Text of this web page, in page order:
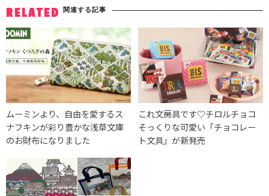
RELATED 関連する記事
ムーミンより、自由を愛するス
ナフキンが彩り豊かな浅草文庫
のお財布になりました
これ文房具です♡チロルチョコ
そっくりな可愛い「チョコレー
ト文具」が新発売